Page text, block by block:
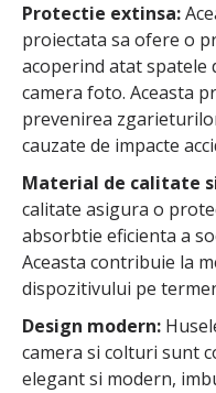
Protectie extinsa:
proiectata sa ofere o
acoperind atat spatele
camera foto. Aceasta
prevenirea
cauzate de impacte
Material de calitate
calitate asigura o
absorbtie eficienta a
Aceasta contribuie la
dispozitivului pe
Design modern:
camera si colturi sunt
elegant si modern,